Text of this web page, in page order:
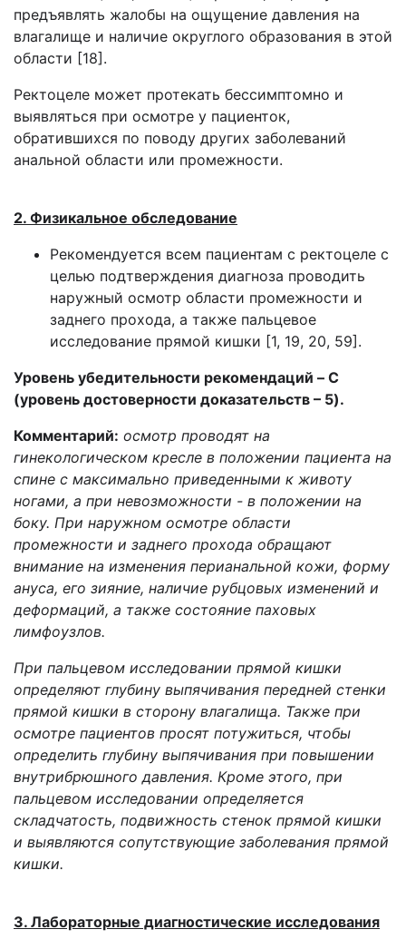
предъявлять жалобы на ощущение давления на
влагалище и наличие округлого образования в этой
области [18].
Ректоцеле может протекать бессимптомно и
выявляться при осмотре у пациенток,
обратившихся по поводу других заболеваний
анальной области или промежности.
2. Физикальное обследование
Рекомендуется всем пациентам с ректоцеле с
целью подтверждения диагноза проводить
наружный осмотр области промежности и
заднего прохода, а также пальцевое
исследование прямой кишки [1, 19, 20, 59].
Уровень убедительности рекомендаций – C
(уровень достоверности доказательств – 5).
Комментарий: осмотр проводят на
гинекологическом кресле в положении пациента на
спине с максимально приведенными к животу
ногами, а при невозможности - в положении на
боку. При наружном осмотре области
промежности и заднего прохода обращают
внимание на изменения перианальной кожи, форму
ануса, его зияние, наличие рубцовых изменений и
деформаций, а также состояние паховых
лимфоузлов.
При пальцевом исследовании прямой кишки
определяют глубину выпячивания передней стенки
прямой кишки в сторону влагалища. Также при
осмотре пациентов просят потужиться, чтобы
определить глубину выпячивания при повышении
внутрибрюшного давления. Кроме этого, при
пальцевом исследовании определяется
складчатость, подвижность стенок прямой кишки
и выявляются сопутствующие заболевания прямой
кишки.
3. Лабораторные диагностические исследования